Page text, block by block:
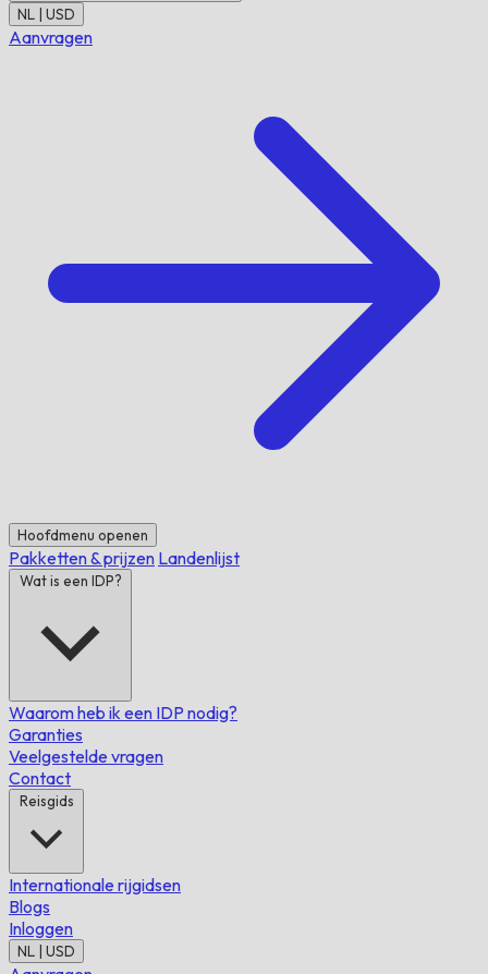
NL | USD
Aanvragen
Hoofdmenu openen
Pakketten & prijzen Landenlijst
Wat is een IDP?
Waarom heb ik een IDP nodig?
Garanties
Veelgestelde vragen
Contact
Reisgids
Internationale rijgidsen
Blogs
Inloggen
NL | USD